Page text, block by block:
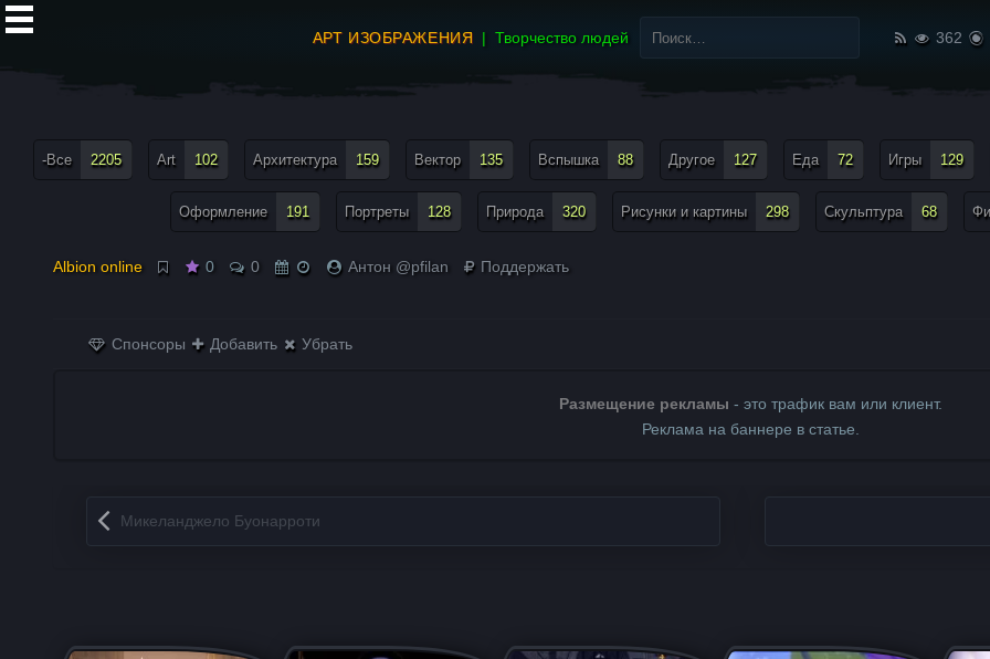
АРТ ИЗОБРАЖЕНИЯ Творчество людей
Найти:
362
-Все 2205 Art 102 Архитектура 159 Вектор 135 Вспышка 88 Другое 127 Еда 72 Игры 129
Оформление 191 Портреты 128 Природа 320 Рисунки и картины 298 Скульптура 68
Albion online 0 0 Антон @pfilan Поддержать
Спонсоры Добавить Убрать
Размещение рекламы - это трафик вам или клиент.
Реклама на баннере в статье.
Запись навигация
Микеланджело Буонарроти